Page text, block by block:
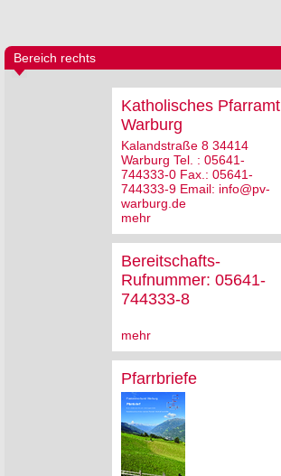
Bereich rechts
Katholisches Pfarramt
Warburg
Kalandstraße 8 34414
Warburg Tel. : 05641-
744333-0 Fax.: 05641-
744333-9 Email: info@pv-
warburg.de
mehr
Bereitschafts-
Rufnummer: 05641-
744333-8
mehr
Pfarrbriefe